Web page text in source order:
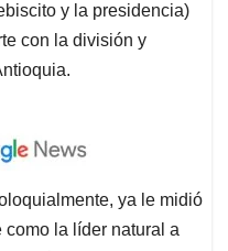
y la presidencia)
con la división y
ya le midió
la líder natural a